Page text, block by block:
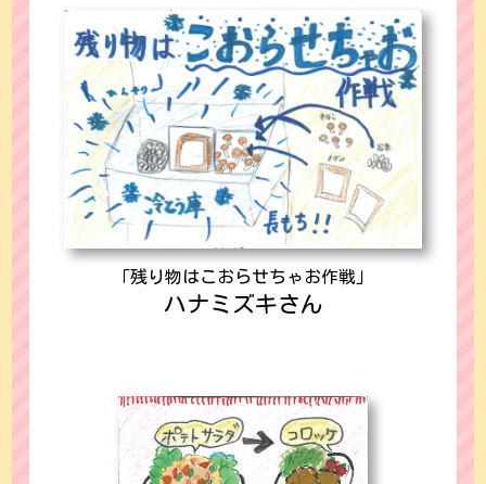
「残り物はこおらせちゃお作戦」
ハナミズキさん